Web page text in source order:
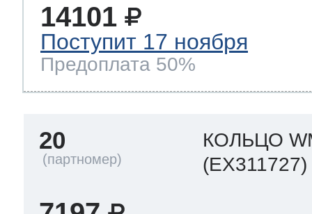
14101
Поступит 17 ноября
Предоплата 50%
20
КОЛЬЦО
(EX311727)